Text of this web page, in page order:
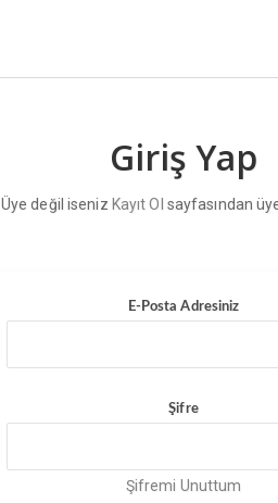
Giriş Yap
Üye değil iseniz Kayıt Ol sayfasından
E-Posta Adresiniz
Şifre
Şifremi Unuttum